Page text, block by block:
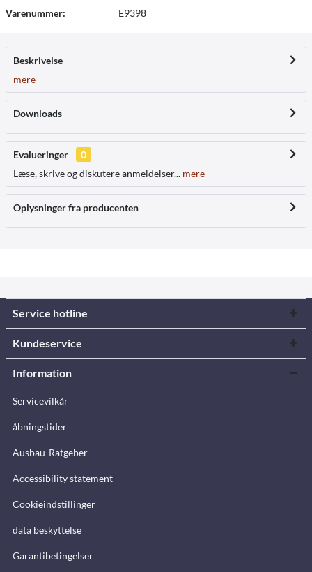
Varenummer: E9398
Beskrivelse
mere
Downloads
Evalueringer
0
Læse, skrive og diskutere anmeldelser... mere
Oplysninger fra producenten
Service hotline
Kundeservice
Information
Servicevilkår
åbningstider
Ausbau-Ratgeber
Accessibility statement
Cookieindstillinger
data beskyttelse
Garantibetingelser